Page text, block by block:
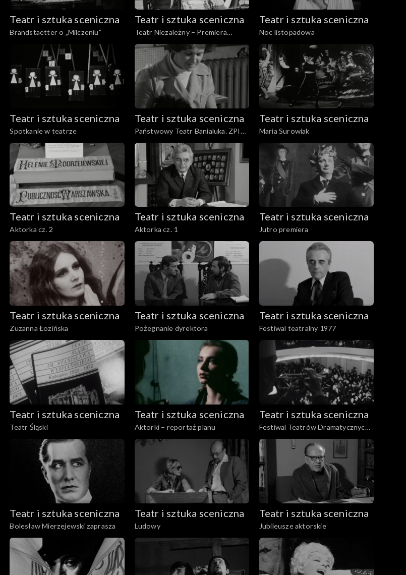
Teatr i sztuka sceniczna
Brandstaetter o „Milczeniu”
Teatr i sztuka sceniczna
Teatr Niezależny – Premiera
„Balladyny”
Teatr i sztuka sceniczna
Noc listopadowa
Teatr i sztuka sceniczna
Spotkanie w teatrze
Teatr i sztuka sceniczna
Państwowy Teatr Banialuka. ZPIT
Ziemi Cieszyńskiej. Filharmonia
Górnicza w Zabrzu
Teatr i sztuka sceniczna
Maria Surowiak
Teatr i sztuka sceniczna
Aktorka cz. 2
Teatr i sztuka sceniczna
Aktorka cz. 1
Teatr i sztuka sceniczna
Jutro premiera
Teatr i sztuka sceniczna
Zuzanna Łozińska
Teatr i sztuka sceniczna
Pożegnanie dyrektora
Teatr i sztuka sceniczna
Festiwal teatralny 1977
Teatr i sztuka sceniczna
Teatr Śląski
Teatr i sztuka sceniczna
Aktorki – reportaż planu
Teatr i sztuka sceniczna
Festiwal Teatrów Dramatycznych
Krajów Socjalistycznych
Teatr i sztuka sceniczna
Bolesław Mierzejewski zaprasza
Teatr i sztuka sceniczna
Ludowy
Teatr i sztuka sceniczna
Jubileusze aktorskie